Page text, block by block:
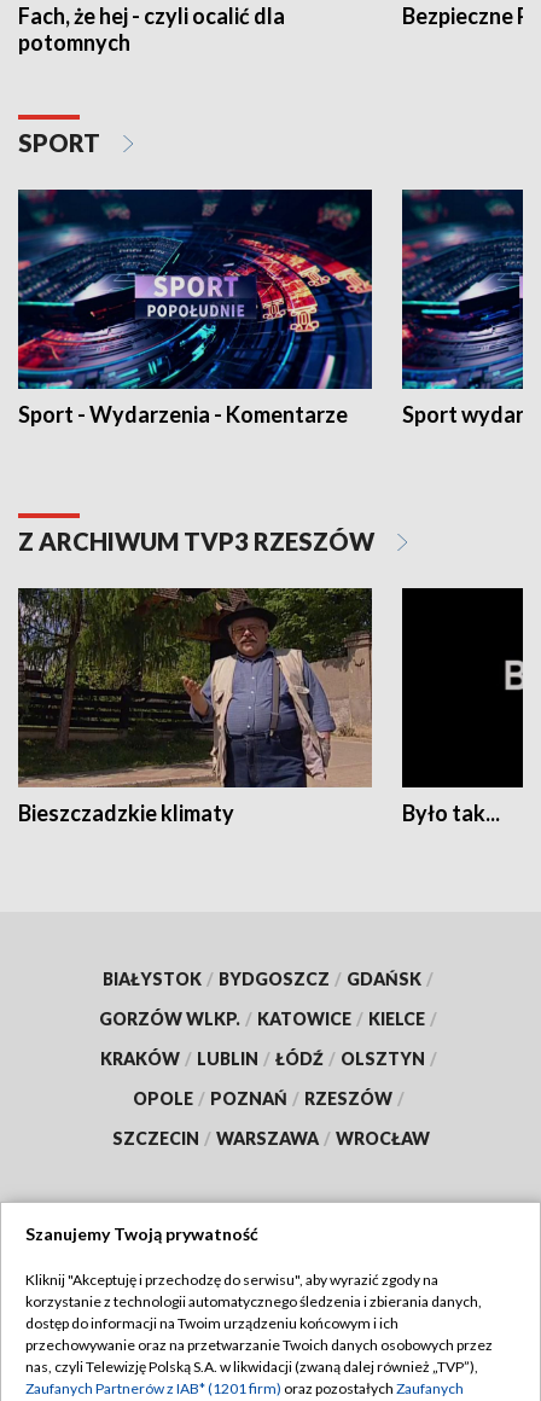
Fach, że hej - czyli ocalić dla
potomnych
Bezpieczne
SPORT
Sport - Wydarzenia - Komentarze Sport
Z ARCHIWUM TVP3 RZESZÓW
Bieszczadzkie klimaty Było tak...
BIAŁYSTOK / BYDGOSZCZ / GDAŃSK /
GORZÓW WLKP. / KATOWICE / KIELCE /
KRAKÓW / LUBLIN / ŁÓDŹ / OLSZTYN /
OPOLE / POZNAŃ / RZESZÓW /
SZCZECIN / WARSZAWA / WROCŁAW
TVP
Abonament TVP
Emisja w TVP
Regulamin TVP
Polityka prywatności
Szanujemy Twoją prywatność
Kliknij "Akceptuję i przechodzę do serwisu", aby wyrazić zgody na
korzystanie z technologii automatycznego śledzenia i zbierania danych,
dostęp do informacji na Twoim urządzeniu końcowym i ich
przechowywanie oraz na przetwarzanie Twoich danych osobowych przez
nas, czyli Telewizję Polską S.A. w likwidacji (zwaną dalej również „TVP”),
Zaufanych Partnerów z IAB* (1201 firm) oraz pozostałych Zaufanych